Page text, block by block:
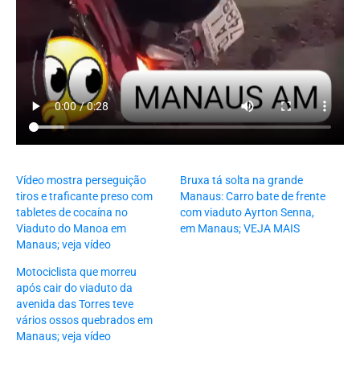
Vídeo mostra perseguição
tiros e traficante preso com
tabletes de cocaína no
Viaduto do Manoa em
Manaus; veja vídeo
Bruxa tá solta na grande
Manaus: Carro bate de frente
com viaduto Ayrton Senna,
em Manaus; VEJA MAIS
Motociclista que morreu
após cair do viaduto da
avenida das Torres teve
vários ossos quebrados em
Manaus; veja vídeo